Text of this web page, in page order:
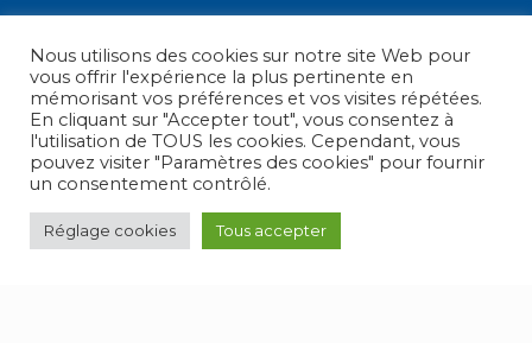
03 84 78 30 30
© 2026 - RBS - France, Tous droits réservés.
Mentions légales
Nous utilisons des cookies sur notre site Web pour
vous offrir l'expérience la plus pertinente en
mémorisant vos préférences et vos visites répétées.
En cliquant sur "Accepter tout", vous consentez à
l'utilisation de TOUS les cookies. Cependant, vous
pouvez visiter "Paramètres des cookies" pour fournir
un consentement contrôlé.
Réglage cookies Tous accepter